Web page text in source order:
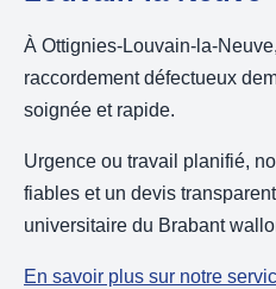
À Ottignies-Louvain-la-
raccordement défectueux
soignée et rapide.
Urgence ou travail planifié,
fiables et un devis
universitaire du Brabant
En savoir plus sur notre